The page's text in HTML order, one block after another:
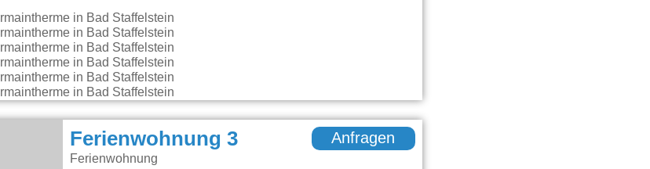
Ferienwohnung 3
Ferienwohnung
Anfragen